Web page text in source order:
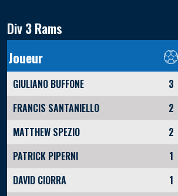
Div 3 Rams
Joueur
GIULIANO BUFFONE 3
FRANCIS SANTANIELLO
2
MATTHEW SPEZIO
2
PATRICK PIPERNI
1
DAVID CIORRA
1